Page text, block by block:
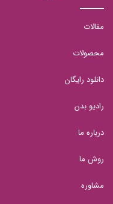
مقالات
محصولات
دانلود رایگان
رادیو بدن
درباره ما
روش ما
مشاوره